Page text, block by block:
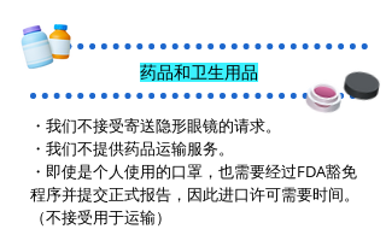
药品和卫生用品
・我们不接受寄送隐形眼镜的请求。
・我们不提供药品运输服务。
・即使是个人使用的口罩，也需要经过FDA豁免
程序并提交正式报告，因此进口许可需要时间。
（不接受用于运输）